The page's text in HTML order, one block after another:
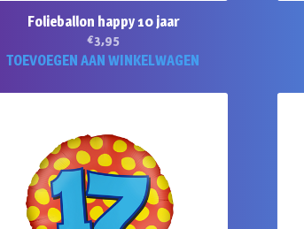
Folieballon happy 10 jaar
€3,95
TOEVOEGEN AAN WINKELWAGEN